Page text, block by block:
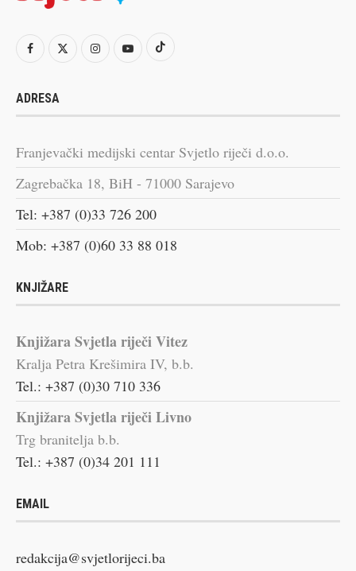
ADRESA
Franjevački medijski centar Svjetlo riječi d.o.o.
Zagrebačka 18, BiH - 71000 Sarajevo
Tel: +387 (0)33 726 200
Mob: +387 (0)60 33 88 018
KNJIŽARE
Knjižara Svjetla riječi Vitez
Kralja Petra Krešimira IV, b.b.
Tel.: +387 (0)30 710 336
Knjižara Svjetla riječi Livno
Trg branitelja b.b.
Tel.: +387 (0)34 201 111
EMAIL
redakcija@svjetlorijeci.ba